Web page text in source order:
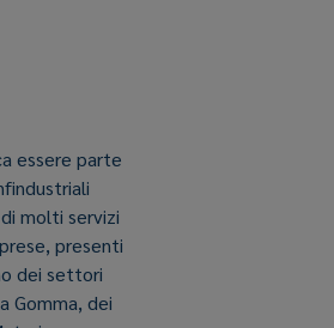
essere parte
molti servizi
presenti
dei settori
Gomma, dei